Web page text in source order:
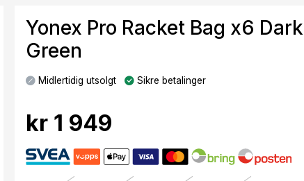
Yonex Pro Racket Bag x6 Dark
Green
Midlertidig utsolgt Sikre betalinger
kr 1 949